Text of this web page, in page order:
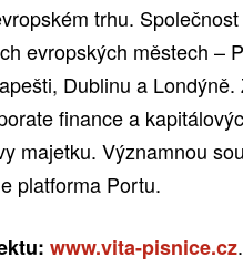
trhu.
evropských městech –
Dublinu a
finance a
majetku. Významnou
platforma Portu.
www.vita-pisnice.cz.